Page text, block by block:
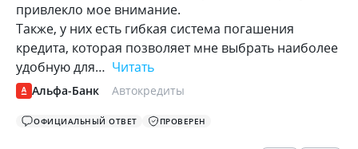
привлекло мое внимание.
Также, у них есть гибкая система погашения
кредита, которая позволяет мне выбрать наиболее
удобную для… Читать
Альфа-Банк Автокредиты
ОФИЦИАЛЬНЫЙ ОТВЕТ ПРОВЕРЕН